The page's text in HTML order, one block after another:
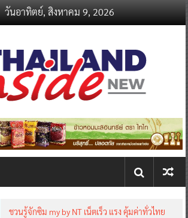
วันอาทิตย์, สิงหาคม 9, 2026
ชวนรู้จักซิม my by NT เน็ตเร็ว แรง คุ้มค่าทั่วไทย